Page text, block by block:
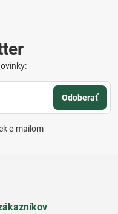
Odoberať
e-mailom